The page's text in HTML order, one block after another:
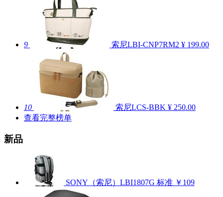
9 索尼LBI-CNP7RM2 ¥ 199.00
10 索尼LCS-BBK ¥ 250.00
查看完整榜单
新品
SONY（索尼）LBI1807G 标准 ￥109